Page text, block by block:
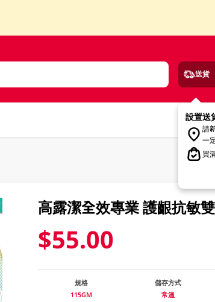
送貨
設置送
請
一
買
高露潔全效專業 護齦抗敏
$55.00
規格
115GM
儲存方式
常溫